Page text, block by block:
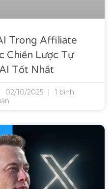
Trong Affiliate
Chiến Lược Tự
Tốt Nhất
02/10/2025
1 bình